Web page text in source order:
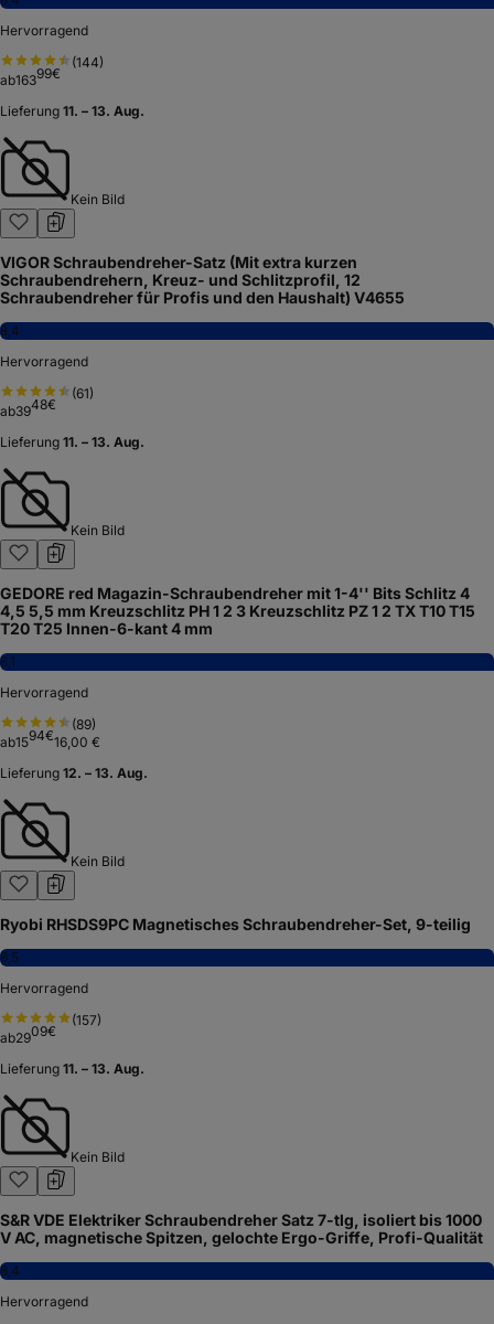
Hervorragend
(144)
ab16399€
Lieferung 11. – 13. Aug.
Kein Bild
VIGOR Schraubendreher-Satz (Mit extra kurzen
Schraubendrehern, Kreuz- und Schlitzprofil, 12
Schraubendreher für Profis und den Haushalt) V4655
8,4
Hervorragend
(61)
ab3948€
Lieferung 11. – 13. Aug.
Kein Bild
GEDORE red Magazin-Schraubendreher mit 1-4'' Bits Schlitz 4
4,5 5,5 mm Kreuzschlitz PH 1 2 3 Kreuzschlitz PZ 1 2 TX T10 T15
T20 T25 Innen-6-kant 4 mm
8,1
Hervorragend
(89)
ab1594€16,00 €
Lieferung 12. – 13. Aug.
Kein Bild
Ryobi RHSDS9PC Magnetisches Schraubendreher-Set, 9-teilig
8,5
Hervorragend
(157)
ab2909€
Lieferung 11. – 13. Aug.
Kein Bild
S&R VDE Elektriker Schraubendreher Satz 7-tlg, isoliert bis 1000
V AC, magnetische Spitzen, gelochte Ergo-Griffe, Profi-Qualität
8,4
Hervorragend